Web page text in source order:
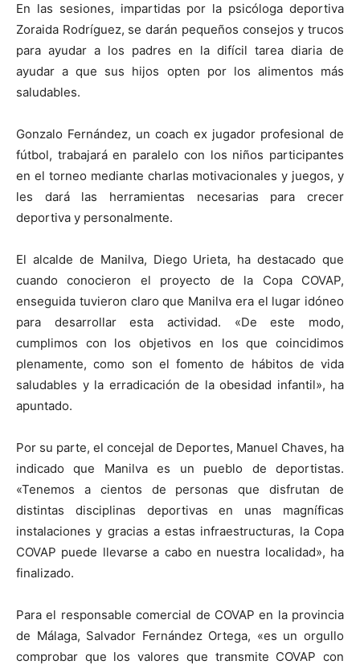
En las sesiones, impartidas por la psicóloga deportiva
Zoraida Rodríguez, se darán pequeños consejos y trucos
para ayudar a los padres en la difícil tarea diaria de
ayudar a que sus hijos opten por los alimentos más
saludables.
Gonzalo Fernández, un coach ex jugador profesional de
fútbol, trabajará en paralelo con los niños participantes
en el torneo mediante charlas motivacionales y juegos, y
les dará las herramientas necesarias para crecer
deportiva y personalmente.
El alcalde de Manilva, Diego Urieta, ha destacado que
cuando conocieron el proyecto de la Copa COVAP,
enseguida tuvieron claro que Manilva era el lugar idóneo
para desarrollar esta actividad. «De este modo,
cumplimos con los objetivos en los que coincidimos
plenamente, como son el fomento de hábitos de vida
saludables y la erradicación de la obesidad infantil», ha
apuntado.
Por su parte, el concejal de Deportes, Manuel Chaves, ha
indicado que Manilva es un pueblo de deportistas.
«Tenemos a cientos de personas que disfrutan de
distintas disciplinas deportivas en unas magníficas
instalaciones y gracias a estas infraestructuras, la Copa
COVAP puede llevarse a cabo en nuestra localidad», ha
finalizado.
Para el responsable comercial de COVAP en la provincia
de Málaga, Salvador Fernández Ortega, «es un orgullo
comprobar que los valores que transmite COVAP con